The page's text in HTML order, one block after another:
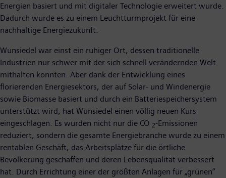
Energien basiert und mit digitaler Technologie erweitert wurde.
Dadurch wurde es zu einem Leuchtturmprojekt für eine
nachhaltige Energiezukunft.
Wunsiedel war einst ein ruhiger Ort, dessen traditionelle
Industrien nur schwer mit der sich schnell verändernden Welt
mithalten konnten. Aber dank der Entwicklung eines
florierenden Energiesektors, der auf Solar- und Windenergie
sowie Biomasse basiert und durch ein Batteriespeichersystem
unterstützt wird, hat Wunsiedel einen völlig neuen Kurs
eingeschlagen. Es wurden nicht nur die CO 2-Emissionen
reduziert, sondern die gesamte Energiebranche wurde zu einem
rentablen Geschäft, das Arbeitsplätze für die örtliche
Bevölkerung geschaffen und deren Lebensqualität verbessert
hat. Durch Errichtung einer der größten Anlagen für „grünen“